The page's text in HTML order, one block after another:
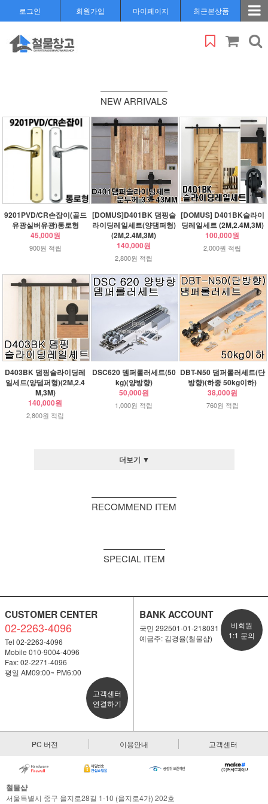
로그인 회원가입 마이페이지 최근본상품
NEW ARRIVALS
9201PVD/CR손잡이(골드
유광실버유광)통로형
45,000원
900원 적립
[DOMUS]D401BK 댐핑슬
라이딩레일세트(양댐퍼형)
(2M,2.4M,3M)
140,000원
2,800원 적립
[DOMUS] D401BK슬라이
딩레일세트 (2M,2.4M,3M)
100,000원
2,000원 적립
D403BK 댐핑슬라이딩레
일세트(양댐퍼형)(2M,2.4
M,3M)
140,000원
2,800원 적립
DSC620 뎀퍼롤러세트(50
kg)(양방향)
50,000원
1,000원 적립
DBT-N50 댐퍼롤러세트(단
방향)(하중 50kg이하)
38,000원
760원 적립
더보기 ▼
RECOMMEND ITEM
SPECIAL ITEM
CUSTOMER CENTER
02-2263-4096
Tel 02-2263-4096
Mobile 010-9004-4096
Fax: 02-2271-4096
평일 AM09:00~ PM6:00
고객센터
연결하기
BANK ACCOUNT
국민 292501-01-218031
예금주: 김경율(철물샵)
비회원
1:1 문의
PC 버전 이용안내 고객센터
철물샵
서울특별시 중구 을지로28길 1-10 (을지로4가) 202호